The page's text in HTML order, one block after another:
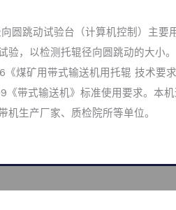
圆跳动试验台（计算机控制）主要
验，以检测托辊径向圆跳动的大小
《煤矿用带式输送机用托辊 技术要
《带式输送机》标准使用要求。本
机生产厂家、质检院所等单位。